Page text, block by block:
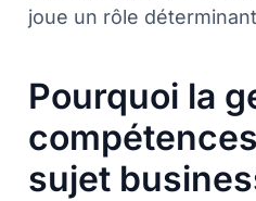
joue un rôle
Pourquoi la
sujet